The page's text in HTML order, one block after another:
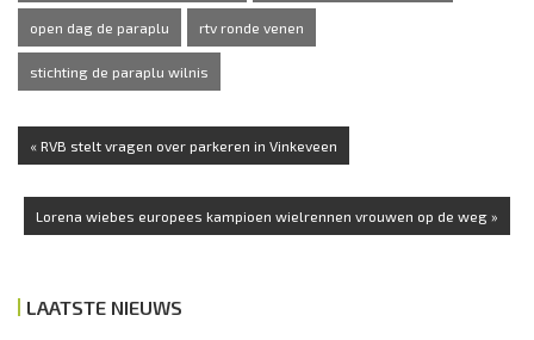
open dag de paraplu rtv ronde venen
stichting de paraplu wilnis
« RVB stelt vragen over parkeren in Vinkeveen
Lorena wiebes europees kampioen wielrennen vrouwen op de weg »
LAATSTE NIEUWS